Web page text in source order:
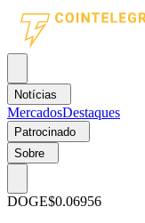
Notícias
MercadosDestaques
Patrocinado
Sobre
DOGE$0.06956